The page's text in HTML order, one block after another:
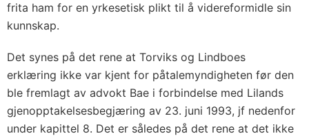
frita ham for en yrkesetisk plikt til å videreformidle sin
kunnskap.
Det synes på det rene at Torviks og Lindboes
erklæring ikke var kjent for påtalemyndigheten før den
ble fremlagt av advokt Bae i forbindelse med Lilands
gjenopptakelsesbegjæring av 23. juni 1993, jf nedenfor
under kapittel 8. Det er således på det rene at det ikke